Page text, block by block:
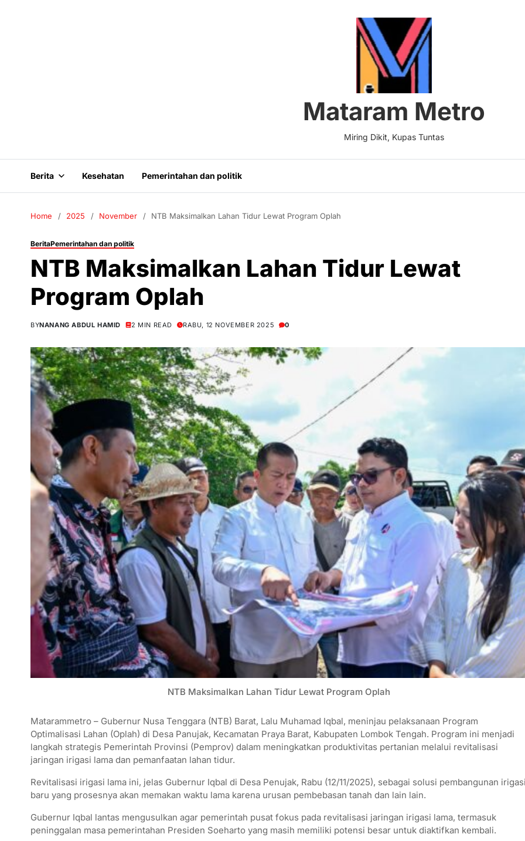
Mataram Metro
Miring Dikit, Kupas Tuntas
Berita Kesehatan Pemerintahan dan politik
Home 2025 November NTB Maksimalkan Lahan Tidur Lewat Program Oplah
BeritaPemerintahan dan politik
NTB Maksimalkan Lahan Tidur Lewat
Program Oplah
BYNANANG ABDUL HAMID 2 MIN READ RABU, 12 NOVEMBER 2025 0
NTB Maksimalkan Lahan Tidur Lewat Program Oplah
Matarammetro – Gubernur Nusa Tenggara (NTB) Barat, Lalu Muhamad Iqbal, meninjau pelaksanaan Program
Optimalisasi Lahan (Oplah) di Desa Panujak, Kecamatan Praya Barat, Kabupaten Lombok Tengah. Program ini menjadi
langkah strategis Pemerintah Provinsi (Pemprov) dalam meningkatkan produktivitas pertanian melalui revitalisasi
jaringan irigasi lama dan pemanfaatan lahan tidur.
Revitalisasi irigasi lama ini, jelas Gubernur Iqbal di Desa Penujak, Rabu (12/11/2025), sebagai solusi pembangunan
baru yang prosesnya akan memakan waktu lama karena urusan pembebasan tanah dan lain lain.
Gubernur Iqbal lantas mengusulkan agar pemerintah pusat fokus pada revitalisasi jaringan irigasi lama, termasuk
peninggalan masa pemerintahan Presiden Soeharto yang masih memiliki potensi besar untuk diaktifkan kembali.